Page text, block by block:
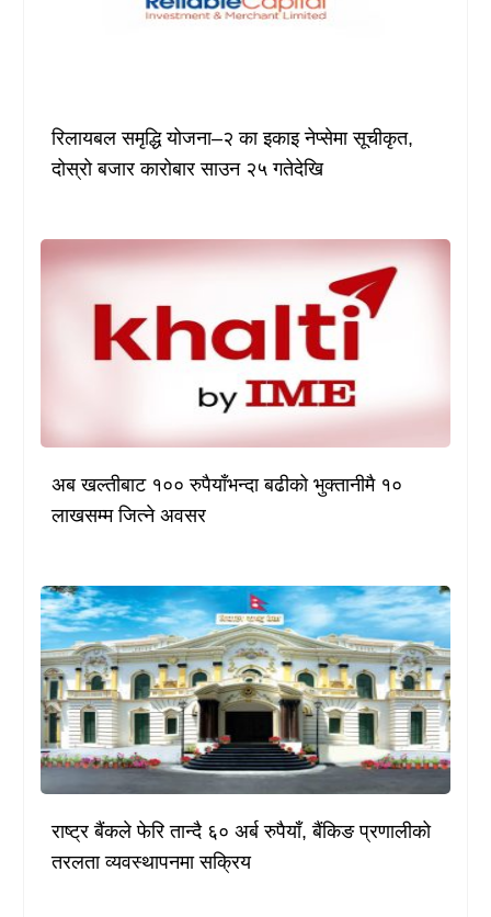
रिलायबल समृद्धि योजना–२ का इकाइ नेप्सेमा सूचीकृत,
दोस्रो बजार कारोबार साउन २५ गतेदेखि
अब खल्तीबाट १०० रुपैयाँभन्दा बढीको भुक्तानीमै १०
लाखसम्म जित्ने अवसर
राष्ट्र बैंकले फेरि तान्दै ६० अर्ब रुपैयाँ, बैंकिङ प्रणालीको
तरलता व्यवस्थापनमा सक्रिय